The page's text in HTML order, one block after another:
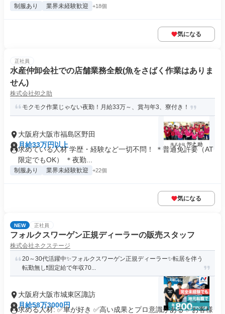
制服あり 業界未経験歓迎 +18個
気になる
正社員
水産仲卸会社での店舗業務全般(魚をさばく作業はありま
せん)
株式会社夘之助
モクモク作業じゃない夜勤！月給33万～、賞与年3、寮付き！
大阪府大阪市福島区野田
月給33万円以上
求めている人材 学歴・経験など一切不問！ ＊普通免許要（AT
限定でもOK） ＊夜勤...
制服あり 業界未経験歓迎 +22個
気になる
NEW 正社員
フォルクスワーゲン正規ディーラーの販売スタッフ
株式会社ネクステージ
20～30代活躍中✨フォルクスワーゲン正規ディーラー✨転居を伴う
転勤無し❗固定給で年収70...
大阪府大阪市城東区諏訪
月給58万3000円
求める人材: ✅車が好き ✅高い成果とプロ意識がある ✅お客様